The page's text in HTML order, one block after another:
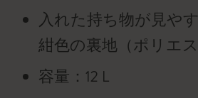
入れた持ち物が見や
紺色の裏地（ポリエス
容量：12 L